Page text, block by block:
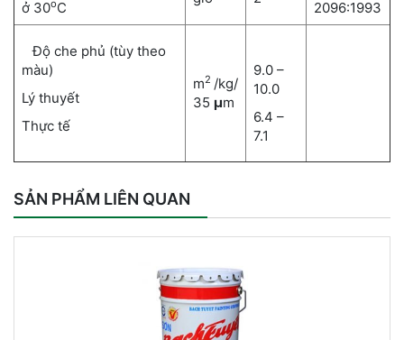
ở 30oC
2096:1993
Độ che phủ (tùy theo
màu)
Lý thuyết
Thực tế
m2 /kg/
35 µm
9.0 –
10.0
6.4 –
7.1
SẢN PHẨM LIÊN QUAN